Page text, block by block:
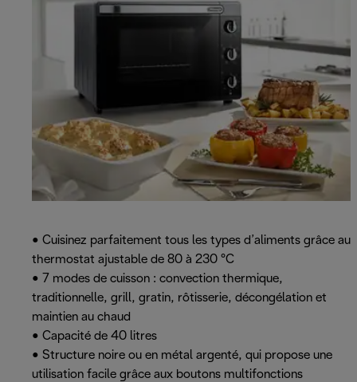
• Cuisinez parfaitement tous les types d’aliments grâce au
thermostat ajustable de 80 à 230 °C
• 7 modes de cuisson : convection thermique,
traditionnelle, grill, gratin, rôtisserie, décongélation et
maintien au chaud
• Capacité de 40 litres
• Structure noire ou en métal argenté, qui propose une
utilisation facile grâce aux boutons multifonctions